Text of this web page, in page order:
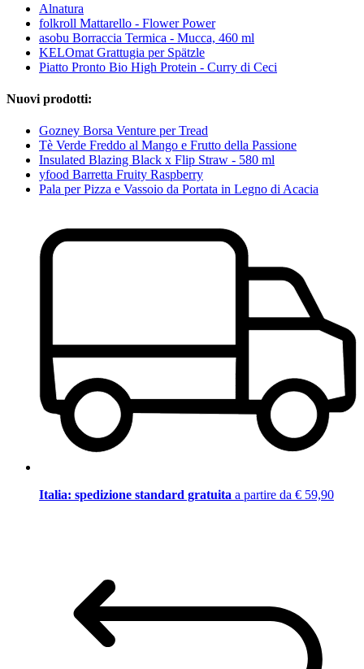
Alnatura
folkroll Mattarello - Flower Power
asobu Borraccia Termica - Mucca, 460 ml
KELOmat Grattugia per Spätzle
Piatto Pronto Bio High Protein - Curry di Ceci
Nuovi prodotti:
Gozney Borsa Venture per Tread
Tè Verde Freddo al Mango e Frutto della Passione
Insulated Blazing Black x Flip Straw - 580 ml
yfood Barretta Fruity Raspberry
Pala per Pizza e Vassoio da Portata in Legno di Acacia
Italia: spedizione standard gratuita a partire da € 59,90